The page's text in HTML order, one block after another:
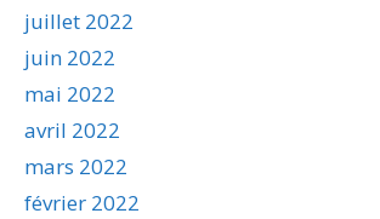
juillet 2022
juin 2022
mai 2022
avril 2022
mars 2022
février 2022